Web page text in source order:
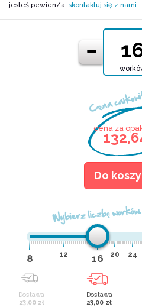
jesteś pewien/a, skontaktuj się z nami.
Wybierz liczbę
8 12 16 20 24
Dostawa
23,00 zł
Dostawa
23,00 zł
Cena
cena za
Do